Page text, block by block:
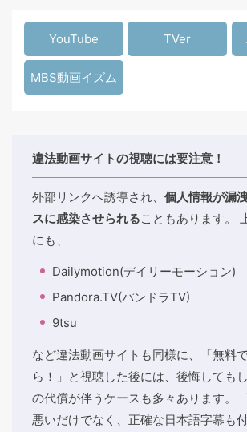
YouTube TVer
MBS動画イズム
違法動画サイトの視聴には要注意！
外部リンクへ誘導され、 個人情報が漏
スに感染させられることもあります。
にも、
Dailymotion(デイリーモーション)
Pandora.TV(パンドラTV)
9tsu
など違法動画サイトも同様に、「無料
ら！」と視聴した後には、後悔しても
の代償が伴うケースも多々あります。
悪いだけでなく、正確な日本語字幕も